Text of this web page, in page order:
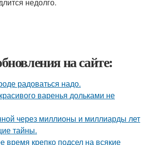
на сайте:
радоваться надо.
варенья дольками не
через миллионы и миллиарды лет
тайны.
время крепко подсел на всякие